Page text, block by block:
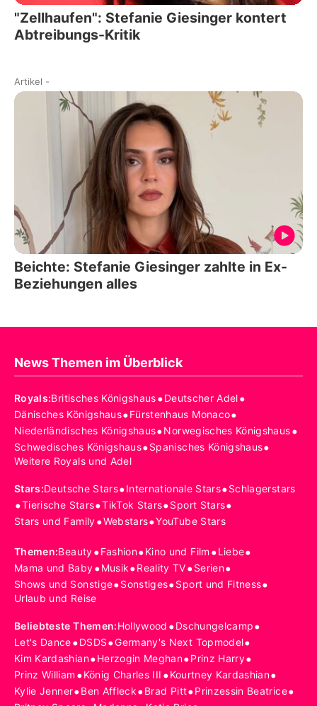
"Zellhaufen": Stefanie Giesinger kontert
Abtreibungs-Kritik
Artikel -
Beichte: Stefanie Giesinger zahlte in Ex-
Beziehungen alles
News Themen im Überblick
Royals:Britisches Königshaus•Deutscher Adel•
Dänisches Königshaus•Fürstenhaus Monaco•
Niederländisches Königshaus•Norwegisches Königshaus•
Schwedisches Königshaus•Spanisches Königshaus•
Weitere Royals und Adel
Stars:Deutsche Stars•Internationale Stars•Schlagerstars
•Tierische Stars•TikTok Stars•Sport Stars•
Stars und Family•Webstars•YouTube Stars
Themen:Beauty•Fashion•Kino und Film •Liebe•
Mama und Baby•Musik•Reality TV•Serien•
Shows und Sonstige•Sonstiges•Sport und Fitness•
Urlaub und Reise
Beliebteste Themen:Hollywood •Dschungelcamp•
Let's Dance•DSDS•Germany's Next Topmodel•
Kim Kardashian•Herzogin Meghan•Prinz Harry•
Prinz William •König Charles III •Kourtney Kardashian•
Kylie Jenner•Ben Affleck•Brad Pitt•Prinzessin Beatrice•